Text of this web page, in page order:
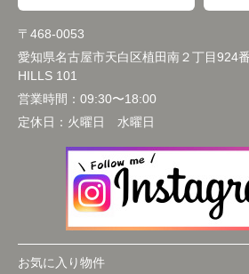
〒468-0053
愛知県名古屋市天白区植田南２丁目
HILLS 101
営業時間： 09:30〜18:00
定休日： 火曜日 水曜日
お気に入り物件